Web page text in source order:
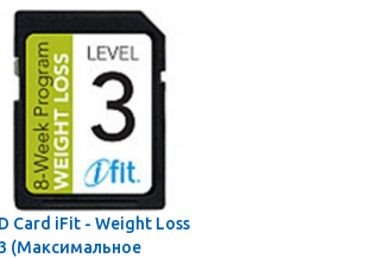
Card iFit - Weight Loss
(Максимальное